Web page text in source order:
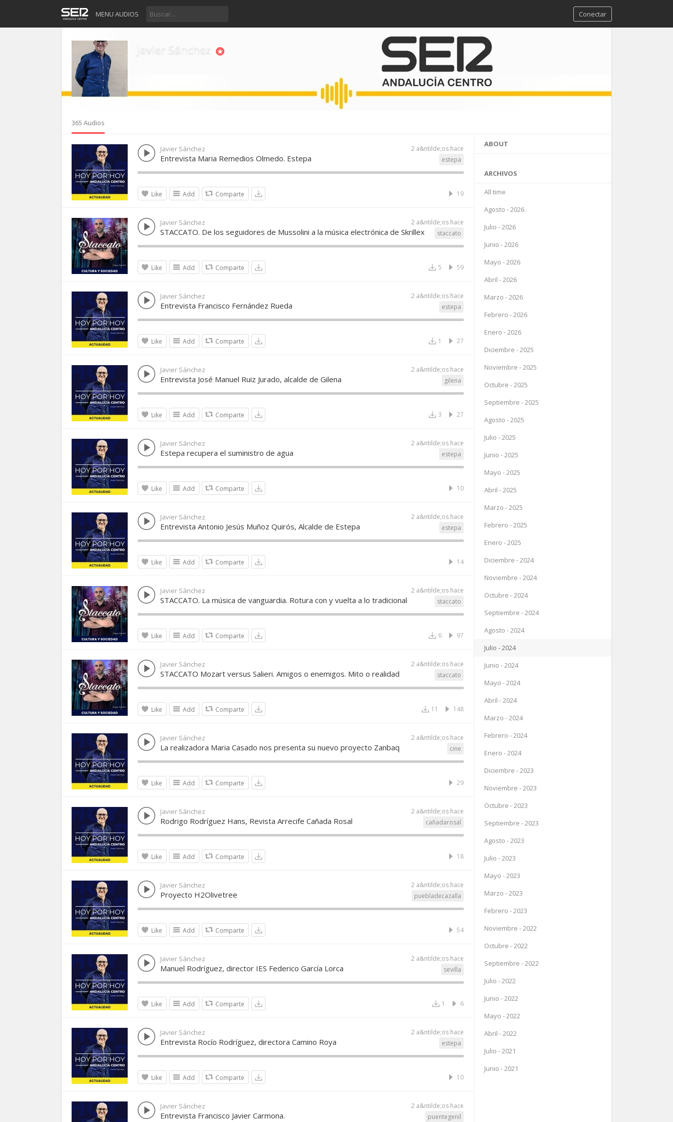
MENU AUDIOS Conectar
Javier Sánchez
365 Audios
2 a&ntilde;os hace
Javier Sánchez
estepa
Entrevista Maria Remedios Olmedo. Estepa
Like Add Comparte 19
2 a&ntilde;os hace
Javier Sánchez
staccato
STACCATO. De los seguidores de Mussolini a la música electrónica de Skrillex
Like Add Comparte 59
5
2 a&ntilde;os hace
Javier Sánchez
estepa
Entrevista Francisco Fernández Rueda
Like Add Comparte 27
1
2 a&ntilde;os hace
Javier Sánchez
gilena
Entrevista José Manuel Ruiz Jurado, alcalde de Gilena
Like Add Comparte 27
3
2 a&ntilde;os hace
Javier Sánchez
estepa
Estepa recupera el suministro de agua
Like Add Comparte 10
2 a&ntilde;os hace
Javier Sánchez
estepa
Entrevista Antonio Jesús Muñoz Quirós, Alcalde de Estepa
Like Add Comparte 14
2 a&ntilde;os hace
Javier Sánchez
staccato
STACCATO. La música de vanguardia. Rotura con y vuelta a lo tradicional
Like Add Comparte 97
6
2 a&ntilde;os hace
Javier Sánchez
staccato
STACCATO Mozart versus Salieri. Amigos o enemigos. Mito o realidad
Like Add Comparte 148
11
2 a&ntilde;os hace
Javier Sánchez
cine
La realizadora Maria Casado nos presenta su nuevo proyecto Zanbaq
Like Add Comparte 29
2 a&ntilde;os hace
Javier Sánchez
cañadarosal
Rodrigo Rodríguez Hans, Revista Arrecife Cañada Rosal
Like Add Comparte 18
2 a&ntilde;os hace
Javier Sánchez
puebladecazalla
Proyecto H2Olivetree
Like Add Comparte 54
2 a&ntilde;os hace
Javier Sánchez
sevilla
Manuel Rodríguez, director IES Federico García Lorca
Like Add Comparte 6
1
2 a&ntilde;os hace
Javier Sánchez
estepa
Entrevista Rocío Rodríguez, directora Camino Roya
Like Add Comparte 10
2 a&ntilde;os hace
Javier Sánchez
puentegenil
Entrevista Francisco Javier Carmona.
ABOUT
ARCHIVOS
All time
Agosto - 2026
Julio - 2026
Junio - 2026
Mayo - 2026
Abril - 2026
Marzo - 2026
Febrero - 2026
Enero - 2026
Diciembre - 2025
Noviembre - 2025
Octubre - 2025
Septiembre - 2025
Agosto - 2025
Julio - 2025
Junio - 2025
Mayo - 2025
Abril - 2025
Marzo - 2025
Febrero - 2025
Enero - 2025
Diciembre - 2024
Noviembre - 2024
Octubre - 2024
Septiembre - 2024
Agosto - 2024
Julio - 2024
Junio - 2024
Mayo - 2024
Abril - 2024
Marzo - 2024
Febrero - 2024
Enero - 2024
Diciembre - 2023
Noviembre - 2023
Octubre - 2023
Septiembre - 2023
Agosto - 2023
Julio - 2023
Mayo - 2023
Marzo - 2023
Febrero - 2023
Noviembre - 2022
Octubre - 2022
Septiembre - 2022
Julio - 2022
Junio - 2022
Mayo - 2022
Abril - 2022
Julio - 2021
Junio - 2021